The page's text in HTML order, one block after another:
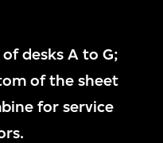
desks A to G;
of the sheet
for service